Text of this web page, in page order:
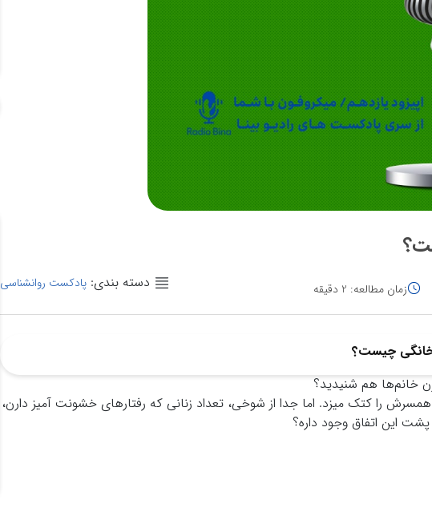
زمان مطالعه: 2 دقیقه دسته بندی:پادکست روانشناسی
چیست؟
خانم‌ها هم شنیدید؟
را کتک میزد. اما جدا از شوخی، تعداد زنانی که رفتارهای خشونت آمیز دارن،
این اتفاق وجود داره؟